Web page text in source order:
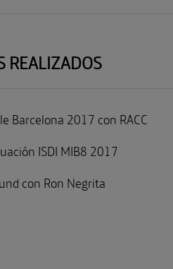
REALIZADOS
Barcelona 2017 con RACC
ISDI MIB8 2017
con Ron Negrita